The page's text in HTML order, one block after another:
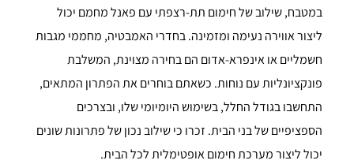
במטבח, שילוב של חימום תת-רצפתי עם פאנל מחמם יכול
ליצור אווירה נעימה ומזמינה. בחדרי האמבטיה, מחממי מגבות
חשמליים או אינפרא-אדום הם בחירה מצוינת, המשלבת
פונקציונליות עם נוחות. כשאתם בוחרים את הפתרון המתאים,
התחשבו בגודל החלל, בשימוש היומיומי שלו, ובצרכים
הספציפיים של בני הבית. זכרו כי שילוב נכון של פתרונות שונים
יכול ליצור מערכת חימום אופטימלית לכל הבית.